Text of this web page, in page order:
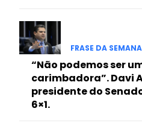
FRASE DA SEMANA
“Não podemos ser
carimbadora”. Davi
presidente do
6×1.